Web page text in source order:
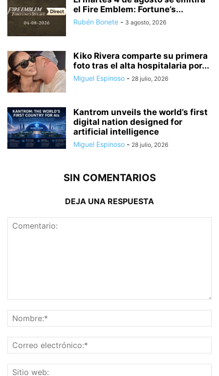
el Fire Emblem: Fortune’s...
Rubén Bonete - 3 agosto, 2026
Kiko Rivera comparte su primera
foto tras el alta hospitalaria por...
Miguel Espinoso - 28 julio, 2026
Kantrom unveils the world’s first
digital nation designed for
artificial intelligence
Miguel Espinoso - 28 julio, 2026
SIN COMENTARIOS
DEJA UNA RESPUESTA